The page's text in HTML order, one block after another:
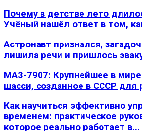
Почему в детстве лето
Учёный нашёл ответ в том,
Астронавт признался,
лишила речи и пришлось
МАЗ-7907: Крупнейшее в мире
шасси, созданное в СССР для
Как научиться эффективно
временем: практическое
которое реально работает в...